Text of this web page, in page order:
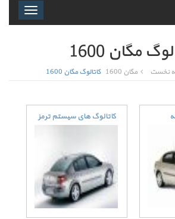
Toggle
مگان 1600
نخست مگان 1600 کاتالوگ مگان 1600
کاتالوگ های سیستم ترمز